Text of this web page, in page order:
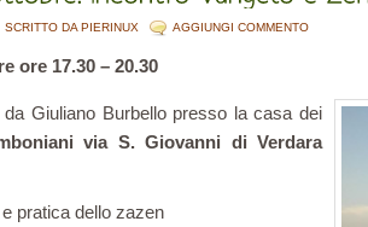
SCRITTO DA PIERINUX AGGIUNGI COMMENTO
ore 17.30 – 20.30
da Giuliano Burbello presso la casa dei
via S. Giovanni di Verdara
pratica dello zazen